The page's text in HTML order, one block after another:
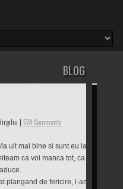
BLOG
| 524 Comments
uit mai bine si sunt eu la 6 ani. Ma
ca voi manca tot, ca ma voi
plangand de fericire, l-am strans la